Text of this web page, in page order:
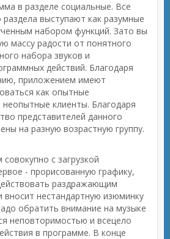
в разделе социальные. Все
выступают как разумные
набором функций. Зато вы
массу радости от понятного
набора звуков и
действий. Благодаря
приложением имеют
как опытные
неопытные клиенты. Благодаря
представителей данного
на разную возрастную группу.
с загрузкой
- прорисованную графику,
раздражающим
вносит нестандартную изюминку
обратить внимание на музыке
неповторимостью и всецело
в программе. В конце